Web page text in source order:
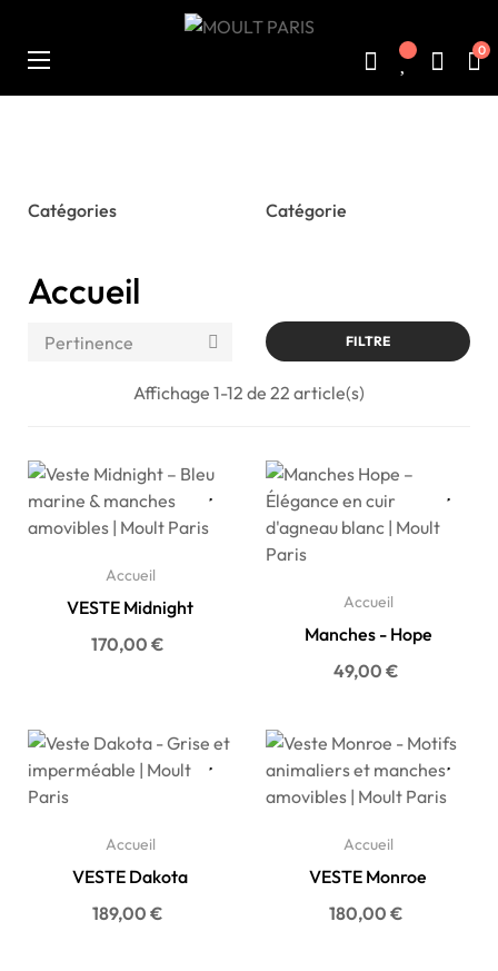
Basculer
☰ 0
Catégories Catégorie
Accueil
Pertinence  FILTRE
Affichage 1-12 de 22 article(s)
Accueil
VESTE Midnight
Prix
170,00 €
Accueil
Manches - Hope
Prix
49,00 €
Accueil
VESTE Dakota
Prix
189,00 €
Accueil
VESTE Monroe
Prix
180,00 €